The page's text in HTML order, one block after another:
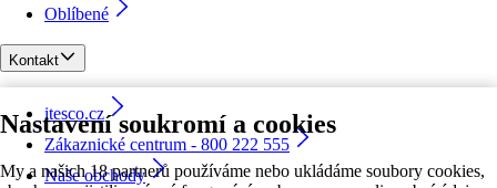
Nastavení soukromí a cookies
My a našich 18 partnerů používáme nebo ukládáme soubory cookies,
Oblíbené
Kontakt
itesco.cz
Zákaznické centrum - 800 222 555
Naše obchody